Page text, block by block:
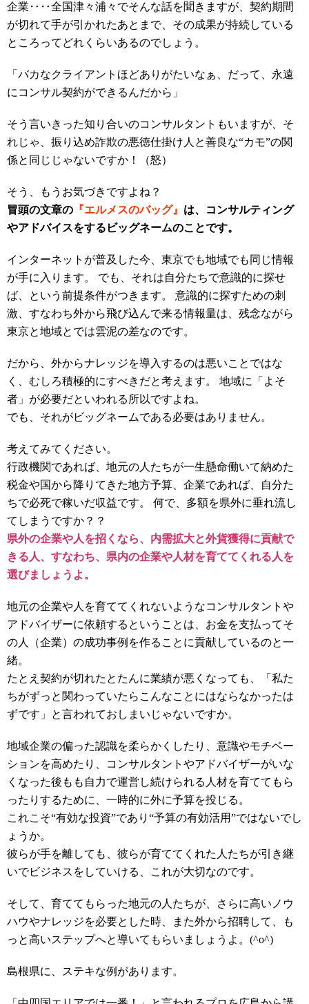
企業‥‥全国津々浦々でそんな話を聞きますが、契約期間
が切れて手が引かれたあとまで、その成果が持続している
ところってどれくらいあるのでしょう。
「バカなクライアントほどありがたいなぁ、だって、永遠
にコンサル契約ができるんだから」
そう言いきった知り合いのコンサルタントもいますが、そ
れじゃ、振り込め詐欺の悪徳仕掛け人と善良な“カモ”の関
係と同じじゃないですか！（怒）
そう、もうお気づきですよね？
冒頭の文章の 『エルメスのバッグ』 は、コンサルティング
やアドバイスをするビッグネームのことです。
インターネットが普及した今、東京でも地域でも同じ情報
が手に入ります。 でも、それは自分たちで意識的に探せ
ば、という前提条件がつきます。 意識的に探すための刺
激、すなわち外から飛び込んで来る情報量は、残念ながら
東京と地域とでは雲泥の差なのです。
だから、外からナレッジを導入するのは悪いことではな
く、むしろ積極的にすべきだと考えます。 地域に「よそ
者」が必要だといわれる所以ですよね。
でも、それがビッグネームである必要はありません。
考えてみてください。
行政機関であれば、地元の人たちが一生懸命働いて納めた
税金や国から降りてきた地方予算、企業であれば、自分た
ちで必死で稼いだ収益です。 何で、多額を県外に垂れ流し
てしまうですか？？
県外の企業や人を招くなら、内需拡大と外貨獲得に貢献で
きる人、すなわち、県内の企業や人材を育ててくれる人を
選びましょうよ。
地元の企業や人を育ててくれないようなコンサルタントや
アドバイザーに依頼するということは、お金を支払ってそ
の人（企業）の成功事例を作ることに貢献しているのと一
緒。
たとえ契約が切れたとたんに業績が悪くなっても、「私た
ちがずっと関わっていたらこんなことにはならなかったは
ずです」と言われておしまいじゃないですか。
地域企業の偏った認識を柔らかくしたり、意識やモチベー
ションを高めたり、コンサルタントやアドバイザーがいな
くなった後もも自力で運営し続けられる人材を育ててもら
ったりするために、一時的に外に予算を投じる。
これこそ“有効な投資”であり“予算の有効活用”ではないでし
ょうか。
彼らが手を離しても、彼らが育ててくれた人たちが引き継
いでビジネスをしていける、これが大切なのです。
そして、育ててもらった地元の人たちが、さらに高いノウ
ハウやナレッジを必要とした時、また外から招聘して、も
っと高いステップへと導いてもらいましょうよ。(^o^)
島根県に、ステキな例があります。